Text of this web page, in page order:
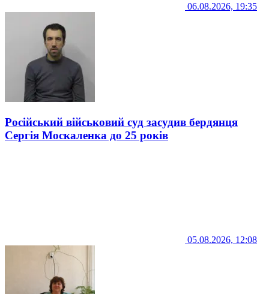
06.08.2026, 19:35
Російський військовий суд засудив бердянця
Сергія Москаленка до 25 років
05.08.2026, 12:08